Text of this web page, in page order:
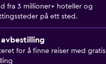
fra 3 millioner+ hoteller og
på ett sted.
for å finne reiser med gratis